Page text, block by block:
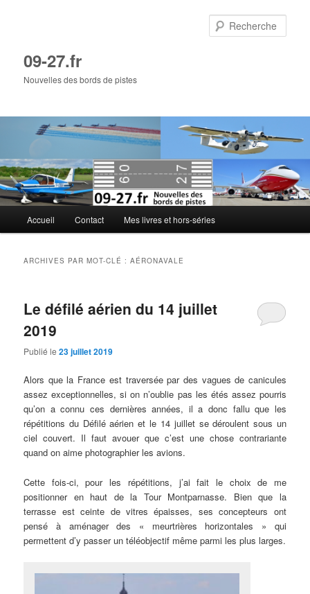
09-27.fr
Nouvelles des bords de pistes
principal
Accueil Contact Mes livres et hors-séries
ARCHIVES PAR MOT-CLÉ :AÉRONAVALE
Le défilé aérien du 14 juillet
2019
Publié le23 juillet 2019
Alors que la France est traversée par des vagues de canicules
assez exceptionnelles, si on n’oublie pas les étés assez pourris
qu’on a connu ces dernières années, il a donc fallu que les
répétitions du Défilé aérien et le 14 juillet se déroulent sous un
ciel couvert. Il faut avouer que c’est une chose contrariante
quand on aime photographier les avions.
Cette fois-ci, pour les répétitions, j’ai fait le choix de me
positionner en haut de la Tour Montparnasse. Bien que la
terrasse est ceinte de vitres épaisses, ses concepteurs ont
pensé à aménager des « meurtrières horizontales » qui
permettent d’y passer un téléobjectif même parmi les plus larges.